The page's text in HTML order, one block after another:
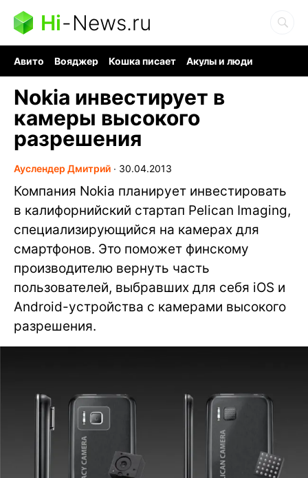
Hi-News.ru
Авито Вояджер Кошка писает
Акулы и люди
Nokia инвестирует в
камеры высокого
разрешения
Ауслендер Дмитрий ∙ 30.04.2013
Компания Nokia планирует инвестировать
в калифорнийский стартап Pelican Imaging,
специализирующийся на камерах для
смартфонов. Это поможет финскому
производителю вернуть часть
пользователей, выбравших для себя iOS и
Android-устройства с камерами высокого
разрешения.